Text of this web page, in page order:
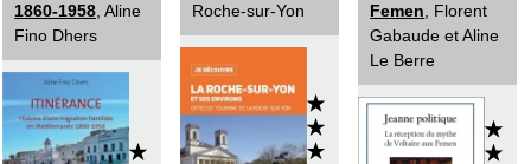
1860-1958 , Aline
Fino Dhers
Roche-sur-Yon
Femen , Florent
Gabaude et Aline
Le Berre